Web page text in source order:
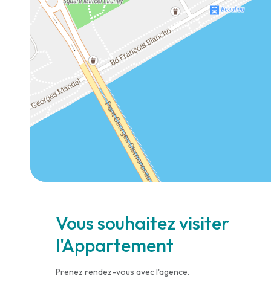
Vous souhaitez visiter
l'Appartement
Prenez rendez-vous avec l'agence.